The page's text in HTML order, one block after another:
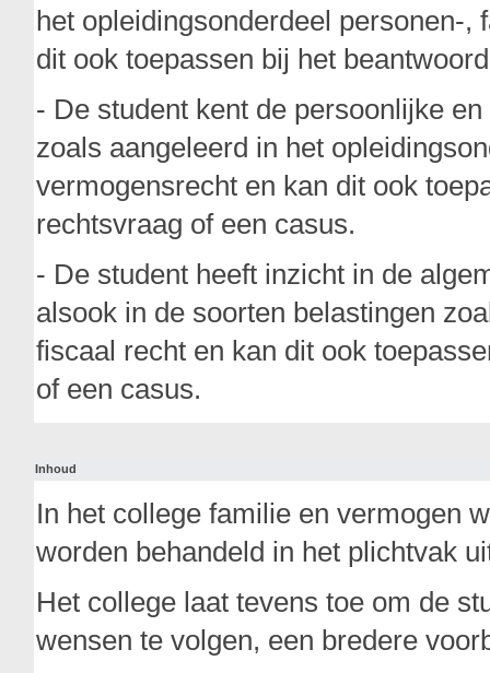
het opleidingsonderdeel personen-
dit ook toepassen bij het
- De student kent de persoonlijke
zoals aangeleerd in het
vermogensrecht en kan dit ook
rechtsvraag of een casus.
- De student heeft inzicht in de
alsook in de soorten belastingen
fiscaal recht en kan dit ook
of een casus.
Inhoud
In het college familie en vermogen
worden behandeld in het plichtvak
Het college laat tevens toe om de
wensen te volgen, een bredere